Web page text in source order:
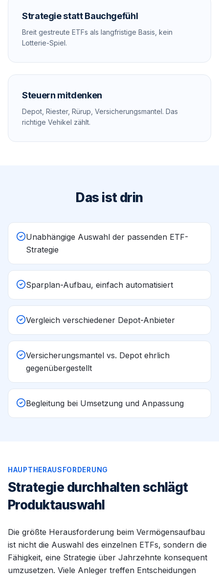
Strategie statt Bauchgefühl
Breit gestreute ETFs als langfristige Basis, kein
Lotterie-Spiel.
Steuern mitdenken
Depot, Riester, Rürup, Versicherungsmantel. Das
richtige Vehikel zählt.
Das ist drin
Unabhängige Auswahl der passenden ETF-
Strategie
Sparplan-Aufbau, einfach automatisiert
Vergleich verschiedener Depot-Anbieter
Versicherungsmantel vs. Depot ehrlich
gegenübergestellt
Begleitung bei Umsetzung und Anpassung
HAUPTHERAUSFORDERUNG
Strategie durchhalten schlägt
Produktauswahl
Die größte Herausforderung beim Vermögensaufbau
ist nicht die Auswahl des einzelnen ETFs, sondern die
Fähigkeit, eine Strategie über Jahrzehnte konsequent
umzusetzen. Viele Anleger treffen Entscheidungen